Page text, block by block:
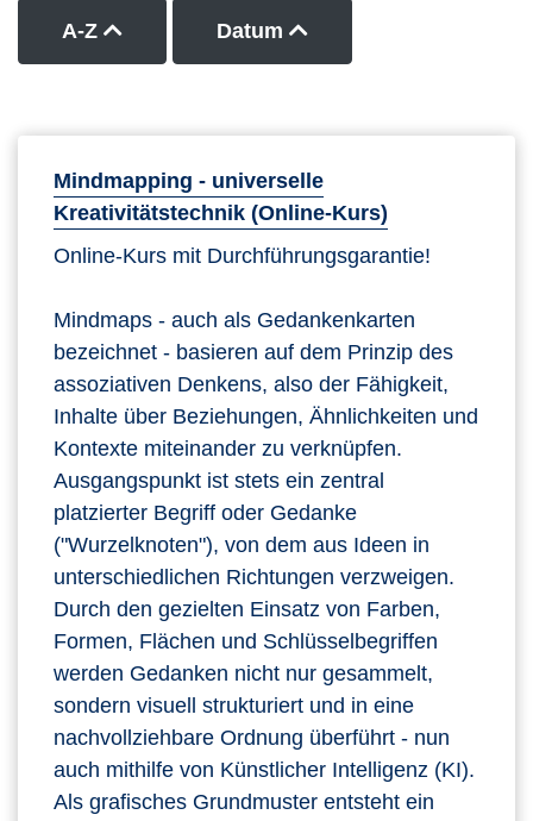
A-Z Kurse nach Titel aufsteigend sortieren
Datum Kurse nach Datum
Mindmapping - universelle
Kreativitätstechnik (Online-Kurs)
Online-Kurs mit Durchführungsgarantie!
Mindmaps - auch als Gedankenkarten
bezeichnet - basieren auf dem Prinzip des
assoziativen Denkens, also der Fähigkeit,
Inhalte über Beziehungen, Ähnlichkeiten und
Kontexte miteinander zu verknüpfen.
Ausgangspunkt ist stets ein zentral
platzierter Begriff oder Gedanke
("Wurzelknoten"), von dem aus Ideen in
unterschiedlichen Richtungen verzweigen.
Durch den gezielten Einsatz von Farben,
Formen, Flächen und Schlüsselbegriffen
werden Gedanken nicht nur gesammelt,
sondern visuell strukturiert und in eine
nachvollziehbare Ordnung überführt - nun
auch mithilfe von Künstlicher Intelligenz (KI).
Als grafisches Grundmuster entsteht ein